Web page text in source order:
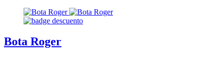
Bota Roger